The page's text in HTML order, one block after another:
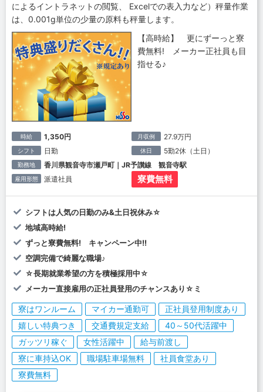
によるイントラネットの閲覧、 Excelでの表入力など）秤量作業
は、0.001g単位の少量の原料も秤量します。
【高時給】 更にずーっと寮
費無料! メーカー正社員も目
指せる♪
時給 1,350円 月収例 27.9万円
シフト 日勤 休日 5勤2休（土日）
勤務地 香川県観音寺市瀬戸町｜JR予讃線 観音寺駅
雇用形態 派遣社員 寮費無料
シフトは人気の日勤のみ&土日祝休み☆
地域高時給!
ずっと寮費無料! キャンペーン中!!
空調完備で綺麗な職場♪
☆長期就業希望の方を積極採用中☆
メーカー直接雇用の正社員登用のチャンスあり☆ミ
寮はワンルーム マイカー通勤可
正社員登用制度あり
嬉しい特典つき
交通費規定支給
40～50代活躍中
ガッツリ稼ぐ
女性活躍中
給与前渡し
寮に車持込OK
職場駐車場無料
社員食堂あり
寮費無料